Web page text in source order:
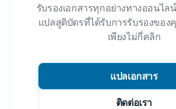
รับรองเอกสารทุกอย่างทางออนไล
แปลสูติบัตรที่ได้รับการรับรองขอ
เพียงไม่กี่คลิก
แปลเอกสาร
ติดต่อเรา